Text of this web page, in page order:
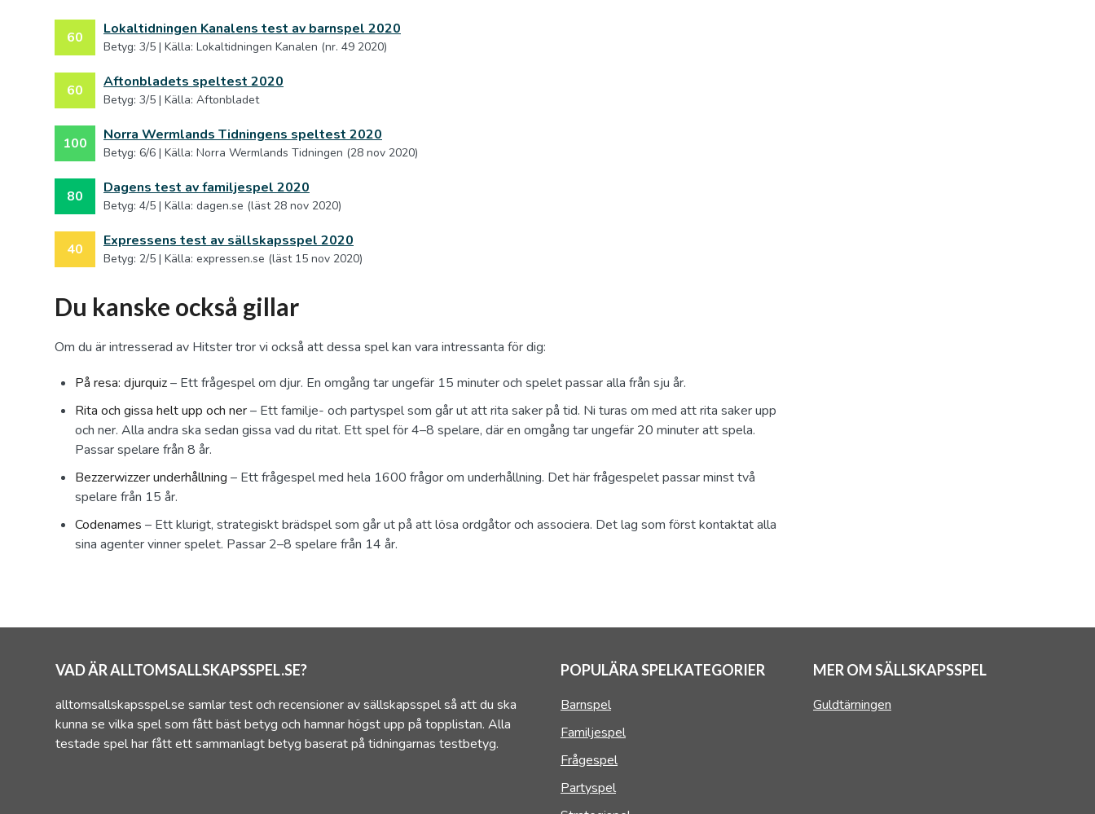
60 Lokaltidningen Kanalens test av barnspel 2020
Betyg: 3/5 | Källa: Lokaltidningen Kanalen (nr. 49 2020)
60 Aftonbladets speltest 2020
Betyg: 3/5 | Källa: Aftonbladet
100 Norra Wermlands Tidningens speltest 2020
Betyg: 6/6 | Källa: Norra Wermlands Tidningen (28 nov 2020)
80 Dagens test av familjespel 2020
Betyg: 4/5 | Källa: dagen.se (läst 28 nov 2020)
40 Expressens test av sällskapsspel 2020
Betyg: 2/5 | Källa: expressen.se (läst 15 nov 2020)
Du kanske också gillar
Om du är intresserad av Hitster tror vi också att dessa spel kan vara intressanta för dig:
På resa: djurquiz– Ett frågespel om djur. En omgång tar ungefär 15 minuter och spelet passar alla från sju år.
Rita och gissa helt upp och ner– Ett familje- och partyspel som går ut att rita saker på tid. Ni turas om med att rita saker upp
och ner. Alla andra ska sedan gissa vad du ritat. Ett spel för 4–8 spelare, där en omgång tar ungefär 20 minuter att spela.
Passar spelare från 8 år.
Bezzerwizzer underhållning – Ett frågespel med hela 1600 frågor om underhållning. Det här frågespelet passar minst två
spelare från 15 år.
Codenames – Ett klurigt, strategiskt brädspel som går ut på att lösa ordgåtor och associera. Det lag som först kontaktat alla
sina agenter vinner spelet. Passar 2–8 spelare från 14 år.
VAD ÄR ALLTOMSALLSKAPSSPEL.SE?
alltomsallskapsspel.se samlar test och recensioner av sällskapsspel så att du ska
kunna se vilka spel som fått bäst betyg och hamnar högst upp på topplistan. Alla
testade spel har fått ett sammanlagt betyg baserat på tidningarnas testbetyg.
POPULÄRA SPELKATEGORIER
Barnspel
Familjespel
Frågespel
Partyspel
MER OM SÄLLSKAPSSPEL
Guldtärningen